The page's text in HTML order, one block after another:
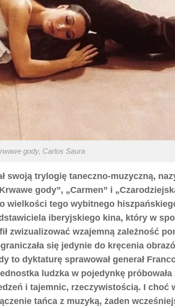
gody, Carlos Saura
swoją trylogię taneczno-muzyczną,
gody”, „Carmen” i
wielkości tego wybitnego
iberyjskiego kina, który w
zwizualizować wzajemną zależność
się jedynie do kręcenia
to dyktaturę sprawował generał
ludzka w pojedynkę próbowała
i tajemnic, rzeczywistością. I choć
tańca z muzyką, żaden